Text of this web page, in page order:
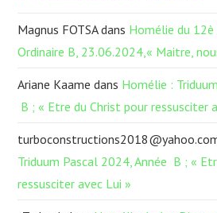
Magnus FOTSAdans Homélie du 12è
Ordinaire B, 23.06.2024,« Maitre,
Ariane Kaame dans Homélie :
B ; « Etre du Christ pour ressusciter
Triduum Pascal 2024, Année B ; «
ressusciter avec Lui »